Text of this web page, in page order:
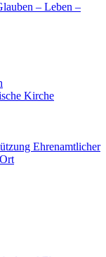
– Leben –
Kirche
Ehrenamtlicher